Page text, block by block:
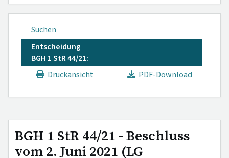
Suchen
Entscheidung
BGH 1 StR 44/21:
Druckansicht
PDF-Download
BGH 1 StR 44/21 - Beschluss
vom 2. Juni 2021 (LG